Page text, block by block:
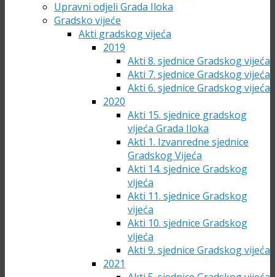
Upravni odjeli Grada Iloka
Gradsko vijeće
Akti gradskog vijeća
2019
Akti 8. sjednice Gradskog vijeća
Akti 7. sjednice Gradskog vijeća
Akti 6. sjednice Gradskog vijeća
2020
Akti 15. sjednice gradskog
vijeća Grada Iloka
Akti 1. Izvanredne sjednice
Gradskog Vijeća
Akti 14. sjednice Gradskog
vijeća
Akti 11. sjednice Gradskog
vijeća
Akti 10. sjednice Gradskog
vijeća
Akti 9. sjednice Gradskog vijeća
2021